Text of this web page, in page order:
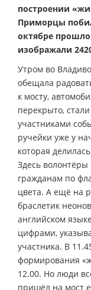
построении
Приморцы
октябре
изображали
Утром во
обещала
к мосту,
перекрыто,
участниками
ручейки уже у
которая
Здесь
гражданам по
цвета. А ещё на
браслетик
английском
цифрами,
участника. В
формирования
12.00. Но люди
пришёл на мост